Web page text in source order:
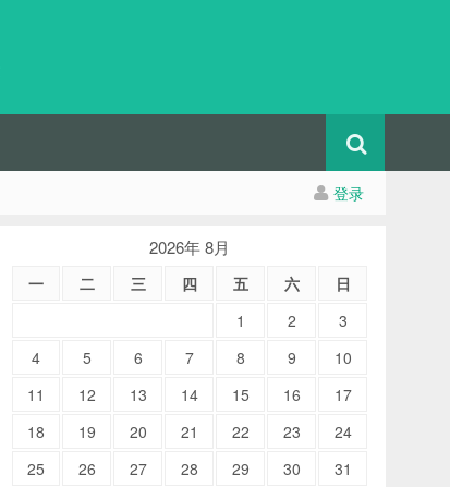
登录
2026年 8月
一 二 三 四 五 六
日
1
2
3
4
5 6 7 8 9
10
11
12 13 14 15 16
17
18
19 20 21 22 23
24
25
26 27 28 29 30
31